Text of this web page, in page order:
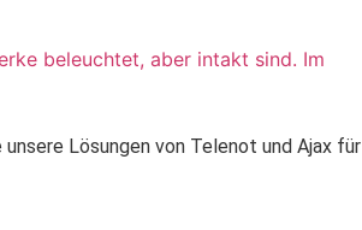
Lösungen von Telenot und Ajax für